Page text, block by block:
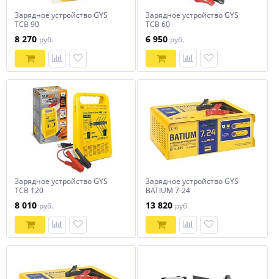
Зарядное устройство GYS
TCB 90
8 270 руб.
Зарядное устройство GYS
TCB 60
6 950 руб.
Зарядное устройство GYS
TCB 120
8 010 руб.
Зарядное устройство GYS
BATIUM 7-24
13 820 руб.